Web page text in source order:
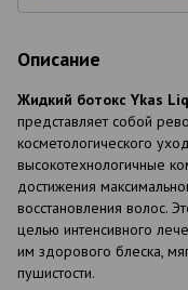
Описание
Жидкий ботокс Ykas
представляет собой
косметологического
высокотехнологичные
достижения
восстановления волос.
целью интенсивного
им здорового блеска,
пушистости.